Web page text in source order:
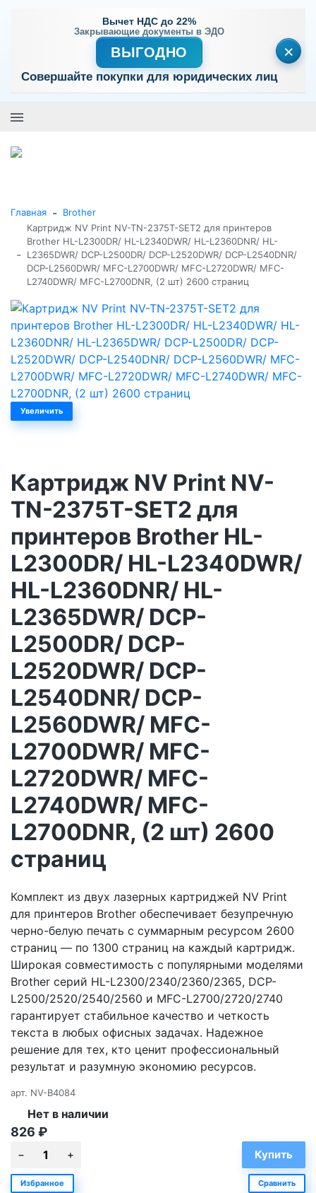
Вычет НДС до 22%
Закрывающие документы в ЭДО
ВЫГОДНО
Совершайте покупки для юридических лиц
×
Главная - Brother
-
Картридж NV Print NV-TN-2375T-SET2 для принтеров
Brother HL-L2300DR/ HL-L2340DWR/ HL-L2360DNR/ HL-
L2365DWR/ DCP-L2500DR/ DCP-L2520DWR/ DCP-L2540DNR/
DCP-L2560DWR/ MFC-L2700DWR/ MFC-L2720DWR/ MFC-
L2740DWR/ MFC-L2700DNR, (2 шт) 2600 страниц
Увеличить
Картридж NV Print NV-
TN-2375T-SET2 для
принтеров Brother HL-
L2300DR/ HL-L2340DWR/
HL-L2360DNR/ HL-
L2365DWR/ DCP-
L2500DR/ DCP-
L2520DWR/ DCP-
L2540DNR/ DCP-
L2560DWR/ MFC-
L2700DWR/ MFC-
L2720DWR/ MFC-
L2740DWR/ MFC-
L2700DNR, (2 шт) 2600
страниц
Комплект из двух лазерных картриджей NV Print
для принтеров Brother обеспечивает безупречную
черно-белую печать с суммарным ресурсом 2600
страниц — по 1300 страниц на каждый картридж.
Широкая совместимость с популярными моделями
Brother серий HL-L2300/2340/2360/2365, DCP-
L2500/2520/2540/2560 и MFC-L2700/2720/2740
гарантирует стабильное качество и четкость
текста в любых офисных задачах. Надежное
решение для тех, кто ценит профессиональный
результат и разумную экономию ресурсов.
арт. NV-B4084
Нет в наличии
826 ₽
Избранное Сравнить